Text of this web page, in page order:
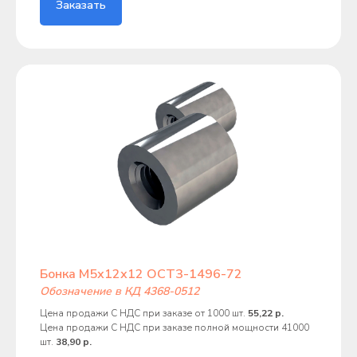
Заказать
Бонка М5х12х12 ОСТ3-1496-72
Обозначение в КД 4368-0512
Цена продажи С НДС при заказе от 1000 шт. 55,22 р.
Цена продажи С НДС при заказе полной мощности 41000
шт. 38,90 р.